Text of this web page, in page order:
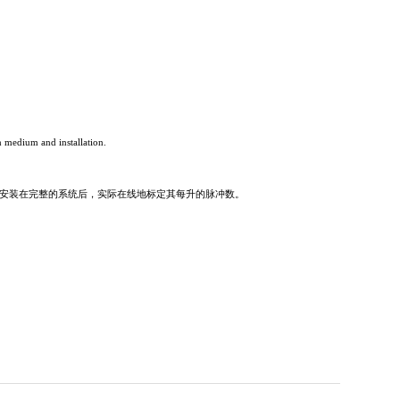
and installation.
在完整的系统后，实际在线地标定其每升的脉冲数。